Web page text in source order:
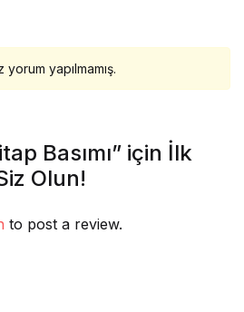
yorum yapılmamış.
Basımı” için İlk
Olun!
to post a review.